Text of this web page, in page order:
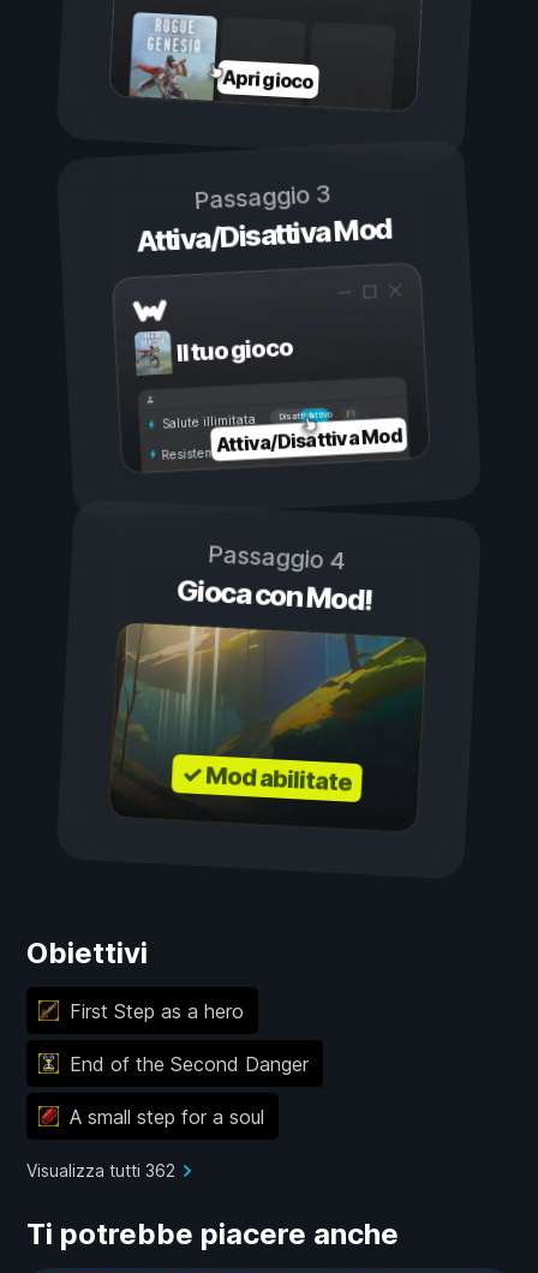
Apri gioco
Passaggio 3
Attiva/Disattiva Mod
Il tuo gioco
Attivo
Disattivo
Salute illimitata
Resistenza illimitata
Attiva/Disattiva Mod
Passaggio 4
Gioca con Mod!
✓ Mod abilitate
Obiettivi
First Step as a hero
End of the Second Danger
A small step for a soul
Visualizza tutti 362
Ti potrebbe piacere anche